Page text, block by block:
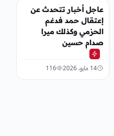
أخبار محلية
عاجل أخبار تتحدث عن
إعتقال حمد فدغم
الحزمي وكذلك ميرا
صدام حسين
14 مايو، 2026 116